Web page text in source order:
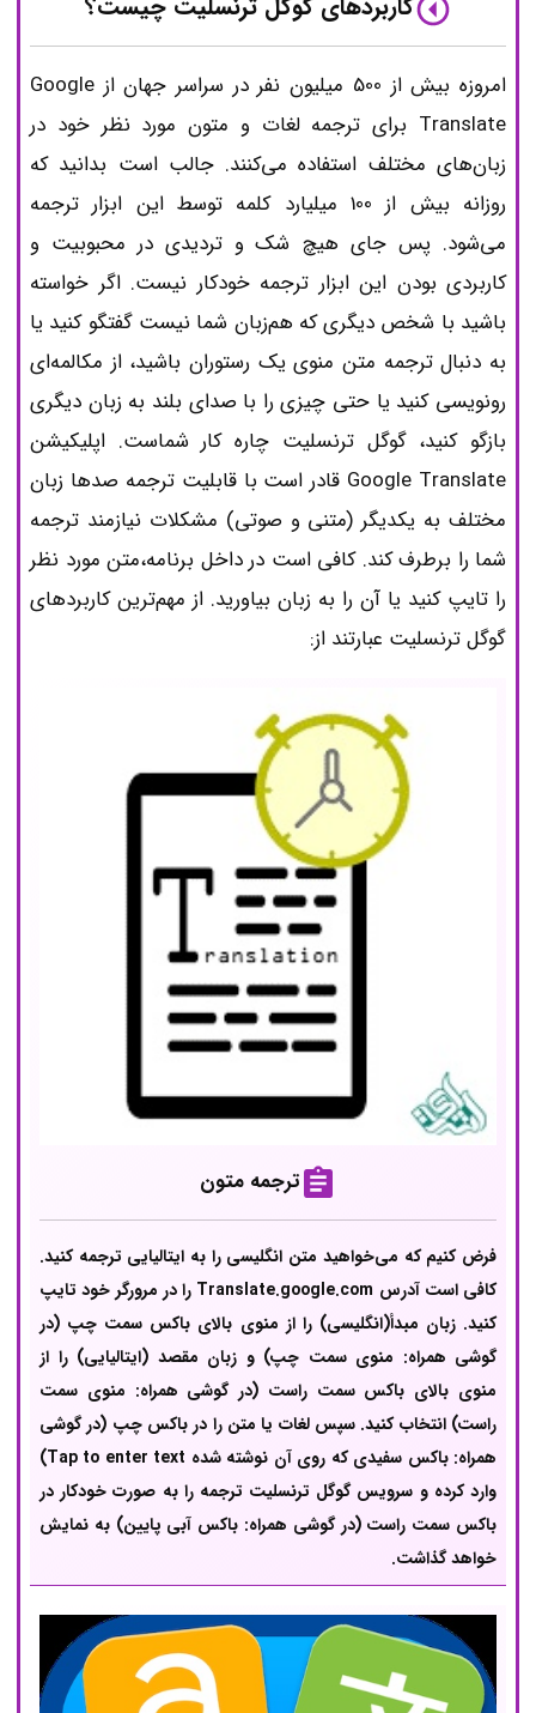
امروزه بیش از 500 میلیون نفر در سراسر جهان از Google
Translate برای ترجمه لغات و متون مورد نظر خود در
زبان‌های مختلف استفاده می‌کنند. جالب است بدانید که
روزانه بیش از 100 میلیارد کلمه توسط این ابزار ترجمه
می‌شود. پس جای هیچ شک و تردیدی در محبوبیت و
کاربردی بودن این ابزار ترجمه خودکار نیست. اگر خواسته
باشید با شخص دیگری که هم‌زبان شما نیست گفتگو کنید یا
به دنبال ترجمه متن منوی یک رستوران باشید، از مکالمه‌ای
رونویسی کنید یا حتی چیزی را با صدای بلند به زبان دیگری
بازگو کنید، گوگل ترنسلیت چاره کار شماست. اپلیکیشن
Google Translate قادر است با قابلیت ترجمه صدها زبان
مختلف به یکدیگر (متنی و صوتی) مشکلات نیازمند ترجمه
شما را برطرف کند. کافی است در داخل برنامه،متن مورد نظر
را تایپ کنید یا آن را به زبان بیاورید. از مهم‌ترین کاربردهای
گوگل ترنسلیت عبارتند از:
ترجمه متون
فرض کنیم که می‌خواهید متن انگلیسی را به ایتالیایی ترجمه کنید.
کافی است آدرس Translate.google.com را در مرورگر خود تایپ
کنید. زبان مبدأ(انگلیسی) را از منوی بالای باکس سمت چپ (در
گوشی همراه: منوی سمت چپ) و زبان مقصد (ایتالیایی) را از
منوی بالای باکس سمت راست (در گوشی همراه: منوی سمت
راست) انتخاب کنید. سپس لغات یا متن را در باکس چپ (در گوشی
همراه: باکس سفیدی که روی آن نوشته شده Tap to enter text)
وارد کرده و سرویس گوگل ترنسلیت ترجمه را به صورت خودکار در
باکس سمت راست (در گوشی همراه: باکس آبی پایین) به نمایش
خواهد گذاشت.